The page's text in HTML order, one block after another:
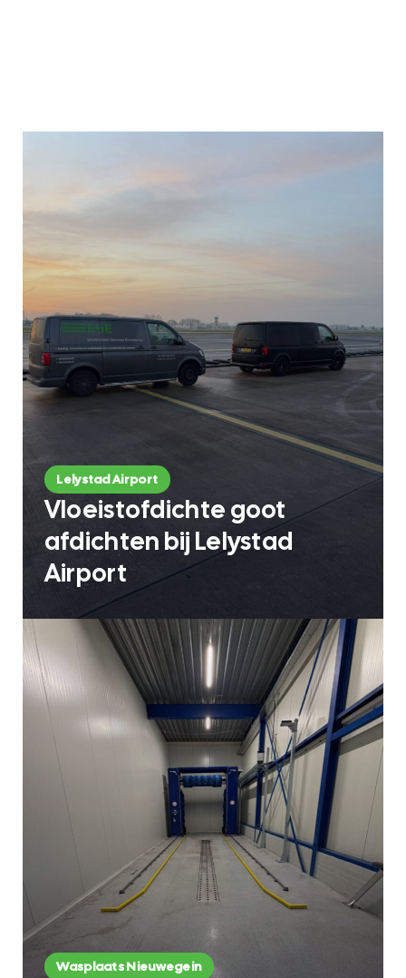
Lelystad Airport
Vloeistofdichte goot
afdichten bij Lelystad
Airport
Wasplaats Nieuwegein